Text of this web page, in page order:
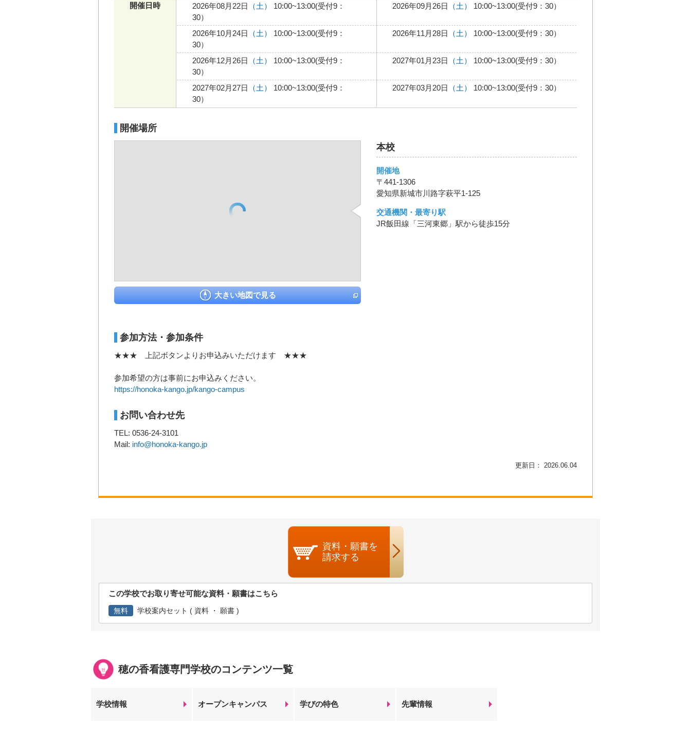
開催日時 2026年08月22日 （土）
10:00~13:00(受付9：
30）
2026年09月26日 （土） 10:00~13:00(受付9：30）
2026年10月24日 （土）
10:00~13:00(受付9：
30）
2026年11月28日 （土） 10:00~13:00(受付9：30）
2026年12月26日 （土）
10:00~13:00(受付9：
30）
2027年01月23日 （土） 10:00~13:00(受付9：30）
2027年02月27日 （土）
10:00~13:00(受付9：
30）
2027年03月20日 （土） 10:00~13:00(受付9：30）
開催場所
大きい地図で見る
本校
開催地
〒441-1306
愛知県新城市川路字萩平1-125
交通機関・最寄り駅
JR飯田線「三河東郷」駅から徒歩15分
参加方法・参加条件
★★★ 上記ボタンよりお申込みいただけます ★★★
参加希望の方は事前にお申込みください。
https://honoka-kango.jp/kango-campus
お問い合わせ先
TEL: 0536-24-3101
Mail: info@honoka-kango.jp
更新日： 2026.06.04
資料・願書を
請求する
この学校でお取り寄せ可能な資料・願書はこちら
無料 学校案内セット ( 資料 ・ 願書 )
穂の香看護専門学校のコンテンツ一覧
学校情報 オープンキャンパス 学びの特色 先輩情報